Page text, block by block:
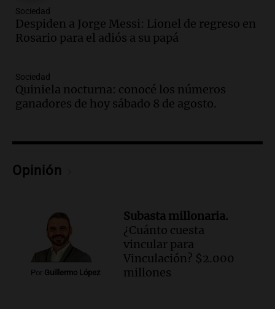
Audio.El abuelo de Agostina Vega, tras
las nuevas detenciones: "En esa casa
Episodios
Audio.Una nutricionista derribó el mito
del desayuno ideal: qué alimentos
Episodios
Audio.Mateo, a los 25 años, lucha
contra el tiempo: necesita un trasplante
para poder seguir viviend
Sociedad
Despiden a Jorge Messi: Lionel de regreso en
Rosario para el adiós a su papá
Sociedad
Quiniela nocturna: conocé los números
ganadores de hoy sábado 8 de agosto.
Opinión
Por Guillermo López
Subasta millonaria.
¿Cuánto cuesta
vincular para
Vinculación? $2.000
millones